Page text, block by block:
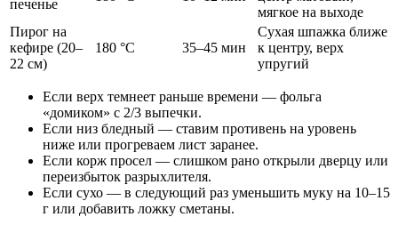
печенье
мягкое на выходе
Пирог на
кефире (20–
22 см)
180 °C 35–45 мин
Сухая шпажка ближе
к центру, верх
упругий
Если верх темнеет раньше времени — фольга
«домиком» с 2/3 выпечки.
Если низ бледный — ставим противень на уровень
ниже или прогреваем лист заранее.
Если корж просел — слишком рано открыли дверцу или
переизбыток разрыхлителя.
Если сухо — в следующий раз уменьшить муку на 10–15
г или добавить ложку сметаны.